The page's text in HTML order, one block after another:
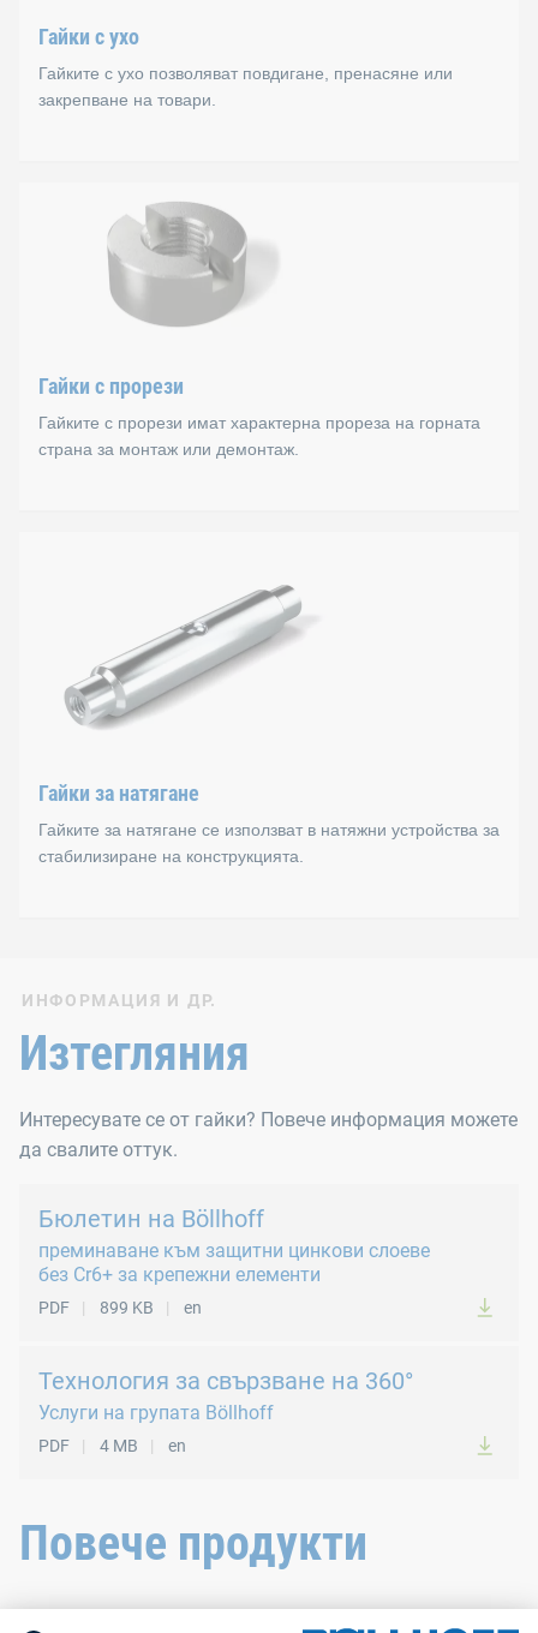
B 466 G
DIN 466
B 467 F
Гайки с ухо
Гайките с ухо позволяват повдигане, пренасяне или
закрепване на товари.
Гайки с ухо
Гайките с ухо позволяват повдигане, пренасяне или
DIN 582
Гайки с прорези
Гайките с прорези имат характерна прореза на горната
страна за монтаж или демонтаж.
Гайките с прорези имат характерна прореза на
Стандарти
Гайки за натягане
Гайките за натягане се използват в натяжни устройства за
стабилизиране на конструкцията.
Гайките за натягане се използват в натяжни
Стандарти
DIN 1478
ИНФОРМАЦИЯ И ДР.
Изтегляния
Интересувате се от гайки? Повече информация можете
да свалите оттук.
Бюлетин на Böllhoff
преминаване към защитни цинкови слоеве
без Cr6+ за крепежни елементи
PDF 899 KB en
Технология за свързване на 360°
Услуги на групата Böllhoff
PDF 4 MB en
Повече продукти